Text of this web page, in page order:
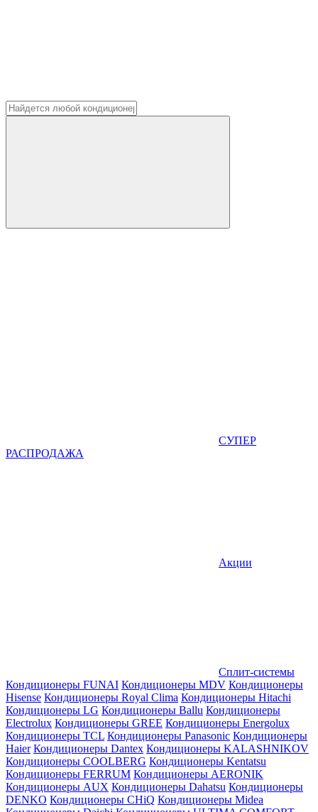
СУПЕР
РАСПРОДАЖА
Акции
Сплит-системы
Кондиционеры FUNAI Кондиционеры MDV Кондиционеры
Hisense Кондиционеры Royal Clima Кондиционеры Hitachi
Кондиционеры LG Кондиционеры Ballu Кондиционеры
Electrolux Кондиционеры GREE Кондиционеры Energolux
Кондиционеры TCL Кондиционеры Panasonic Кондиционеры
Haier Кондиционеры Dantex Кондиционеры KALASHNIKOV
Кондиционеры СOOLBERG Кондиционеры Kentatsu
Кондиционеры FERRUM Кондиционеры AERONIK
Кондиционеры AUX Кондиционеры Dahatsu Кондиционеры
DENKO Кондиционеры CHiQ Кондиционеры Midea